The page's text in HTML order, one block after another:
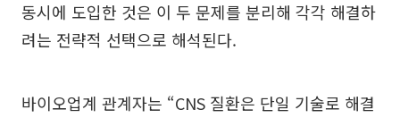
동시에 도입한 것은 이 두 문제를 분리해 각각 해결하
려는 전략적 선택으로 해석된다.
바이오업계 관계자는 “CNS 질환은 단일 기술로 해결